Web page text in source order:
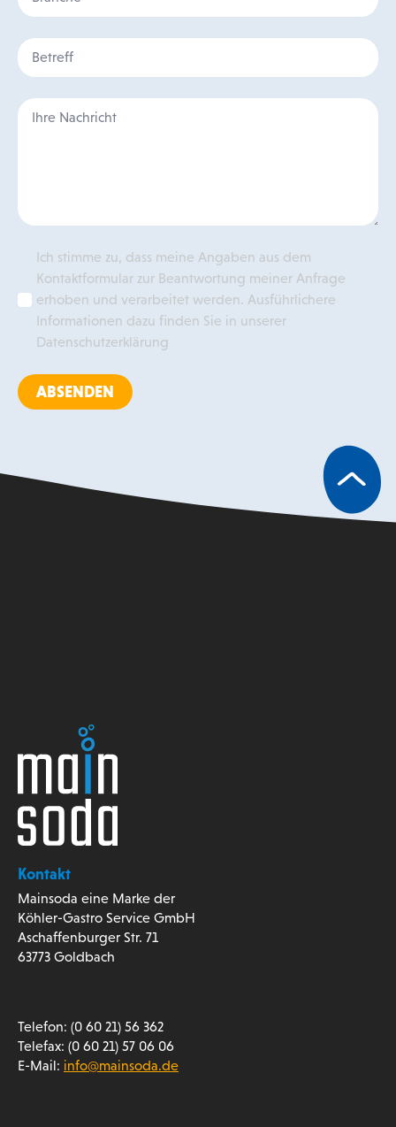
Ich stimme zu, dass meine Angaben aus dem
Kontaktformular zur Beantwortung meiner Anfrage
erhoben und verarbeitet werden. Ausführlichere
Informationen dazu finden Sie in unserer
Datenschutzerklärung
ABSENDEN
Kontakt
Mainsoda eine Marke der
Köhler-Gastro Service GmbH
Aschaffenburger Str. 71
63773 Goldbach
Telefon: (0 60 21) 56 362
Telefax: (0 60 21) 57 06 06
E-Mail: info@mainsoda.de